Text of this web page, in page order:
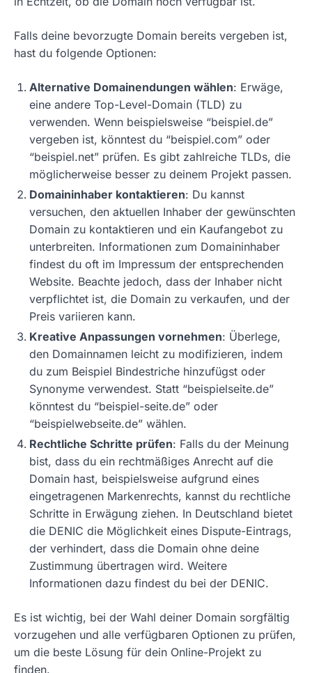
Falls deine bevorzugte Domain bereits vergeben ist,
hast du folgende Optionen:
Alternative Domainendungen wählen: Erwäge,
eine andere Top-Level-Domain (TLD) zu
verwenden. Wenn beispielsweise “beispiel.de”
vergeben ist, könntest du “beispiel.com” oder
“beispiel.net” prüfen. Es gibt zahlreiche TLDs, die
möglicherweise besser zu deinem Projekt passen.
Domaininhaber kontaktieren: Du kannst
versuchen, den aktuellen Inhaber der gewünschten
Domain zu kontaktieren und ein Kaufangebot zu
unterbreiten. Informationen zum Domaininhaber
findest du oft im Impressum der entsprechenden
Website. Beachte jedoch, dass der Inhaber nicht
verpflichtet ist, die Domain zu verkaufen, und der
Preis variieren kann.
Kreative Anpassungen vornehmen: Überlege,
den Domainnamen leicht zu modifizieren, indem
du zum Beispiel Bindestriche hinzufügst oder
Synonyme verwendest. Statt “beispielseite.de”
könntest du “beispiel-seite.de” oder
“beispielwebseite.de” wählen.
Rechtliche Schritte prüfen: Falls du der Meinung
bist, dass du ein rechtmäßiges Anrecht auf die
Domain hast, beispielsweise aufgrund eines
eingetragenen Markenrechts, kannst du rechtliche
Schritte in Erwägung ziehen. In Deutschland bietet
die DENIC die Möglichkeit eines Dispute-Eintrags,
der verhindert, dass die Domain ohne deine
Zustimmung übertragen wird. Weitere
Informationen dazu findest du bei der DENIC.
Es ist wichtig, bei der Wahl deiner Domain sorgfältig
vorzugehen und alle verfügbaren Optionen zu prüfen,
um die beste Lösung für dein Online-Projekt zu
finden.